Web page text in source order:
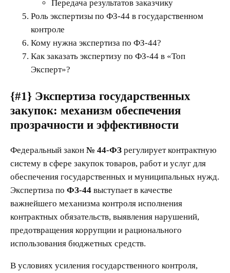
Передача результатов заказчику
Роль экспертизы по ФЗ-44 в государственном
контроле
Кому нужна экспертиза по ФЗ-44?
Как заказать экспертизу по ФЗ-44 в «Топ
Эксперт»?
{#1} Экспертиза государственных
закупок: механизм обеспечения
прозрачности и эффективности
Федеральный закон № 44-ФЗ регулирует контрактную
систему в сфере закупок товаров, работ и услуг для
обеспечения государственных и муниципальных нужд.
Экспертиза по ФЗ-44 выступает в качестве
важнейшего механизма контроля исполнения
контрактных обязательств, выявления нарушений,
предотвращения коррупции и рационального
использования бюджетных средств.
В условиях усиления государственного контроля,